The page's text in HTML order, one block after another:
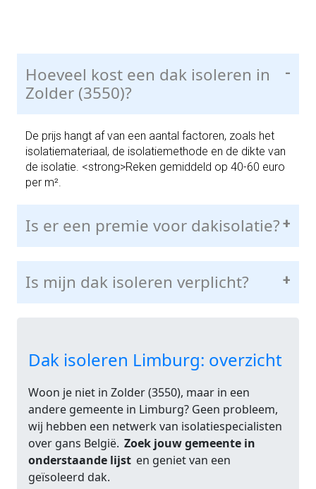
Hoeveel kost een dak isoleren in
Zolder (3550)?
-
De prijs hangt af van een aantal factoren, zoals het
isolatiemateriaal, de isolatiemethode en de dikte van
de isolatie. <strong>Reken gemiddeld op 40-60 euro
per m².
Is er een premie voor dakisolatie? +
Is mijn dak isoleren verplicht? +
Dak isoleren Limburg: overzicht
Woon je niet in Zolder (3550), maar in een
andere gemeente in Limburg? Geen probleem,
wij hebben een netwerk van isolatiespecialisten
over gans België. Zoek jouw gemeente in
onderstaande lijst en geniet van een
geïsoleerd dak.